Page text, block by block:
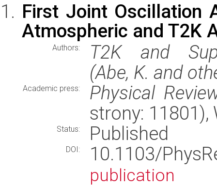
First Joint Oscillation
Atmospheric and T2K
Authors:
T2K and
(Abe, K. and
Academic press:
Physical
strony:
Status: Published
DOI: 10.1103/
publication